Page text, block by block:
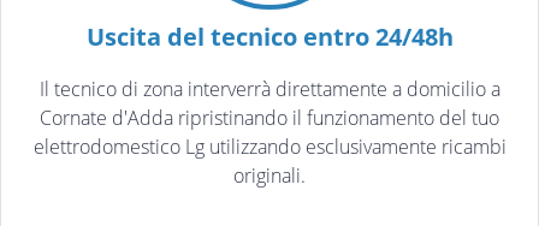
Uscita del tecnico entro 24/48h
Il tecnico di zona interverrà direttamente a domicilio a
Cornate d'Adda ripristinando il funzionamento del tuo
elettrodomestico Lg utilizzando esclusivamente ricambi
originali.